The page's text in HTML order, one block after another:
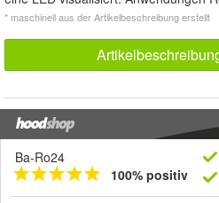
* maschinell aus der Artikelbeschreibung erstellt
Ba-Ro24
100% positiv